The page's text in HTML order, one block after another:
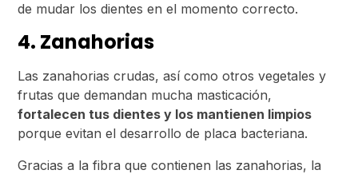
de mudar los dientes en el momento correcto.
4. Zanahorias
Las zanahorias crudas, así como otros vegetales y
frutas que demandan mucha masticación,
fortalecen tus dientes y los mantienen limpios
porque evitan el desarrollo de placa bacteriana.
Gracias a la fibra que contienen las zanahorias, la